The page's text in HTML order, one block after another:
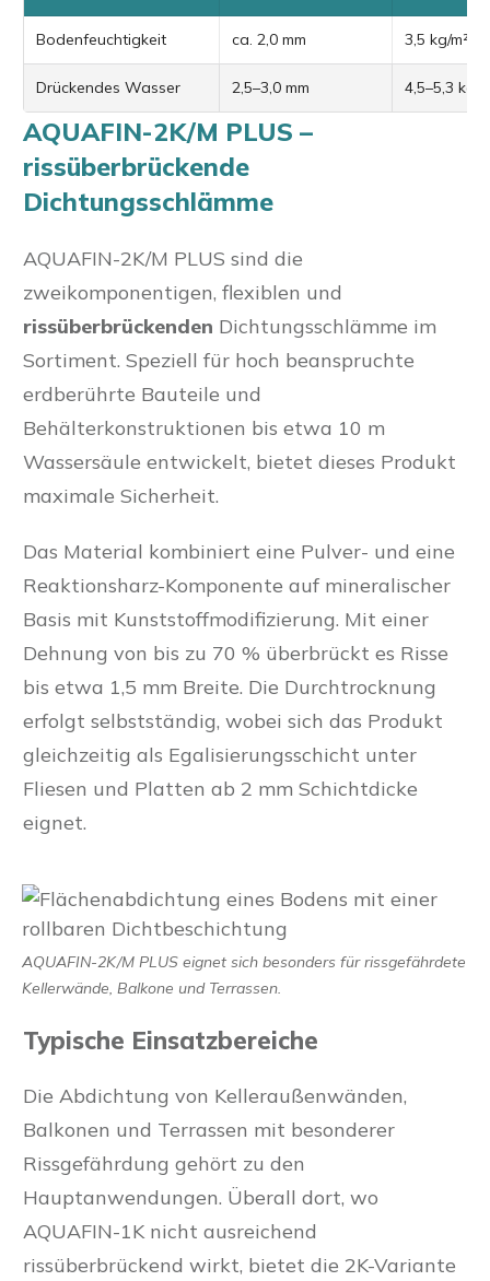
Bodenfeuchtigkeit ca. 2,0 mm 3,5 kg/m²
Drückendes Wasser 2,5–3,0 mm 4,5–5,3 kg/
AQUAFIN-2K/M PLUS –
rissüberbrückende
Dichtungsschlämme
AQUAFIN-2K/M PLUS sind die
zweikomponentigen, flexiblen und
rissüberbrückenden Dichtungsschlämme im
Sortiment. Speziell für hoch beanspruchte
erdberührte Bauteile und
Behälterkonstruktionen bis etwa 10 m
Wassersäule entwickelt, bietet dieses Produkt
maximale Sicherheit.
Das Material kombiniert eine Pulver- und eine
Reaktionsharz-Komponente auf mineralischer
Basis mit Kunststoffmodifizierung. Mit einer
Dehnung von bis zu 70 % überbrückt es Risse
bis etwa 1,5 mm Breite. Die Durchtrocknung
erfolgt selbstständig, wobei sich das Produkt
gleichzeitig als Egalisierungsschicht unter
Fliesen und Platten ab 2 mm Schichtdicke
eignet.
AQUAFIN-2K/M PLUS eignet sich besonders für rissgefährdete
Kellerwände, Balkone und Terrassen.
Typische Einsatzbereiche
Die Abdichtung von Kelleraußenwänden,
Balkonen und Terrassen mit besonderer
Rissgefährdung gehört zu den
Hauptanwendungen. Überall dort, wo
AQUAFIN-1K nicht ausreichend
rissüberbrückend wirkt, bietet die 2K-Variante